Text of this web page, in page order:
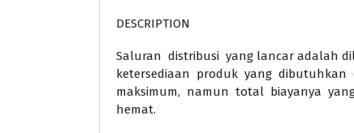
DESCRIPTION
Saluran distribusi yang lancar adalah
ketersediaan produk yang dibutuhkan
maksimum, namun total biayanya
hemat.